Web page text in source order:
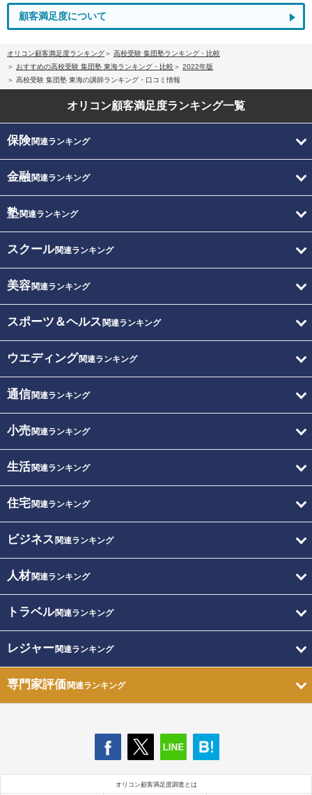
顧客満足度について
オリコン顧客満足度ランキング
高校受験 集団塾ランキング・比較
おすすめの高校受験 集団塾 東海ランキング・比較
2022年版
高校受験 集団塾 東海の講師ランキング・口コミ情報
オリコン顧客満足度ランキング一覧
保険関連ランキング
金融関連ランキング
塾関連ランキング
スクール関連ランキング
美容関連ランキング
スポーツ＆ヘルス 関連ランキング
ウエディング関連ランキング
通信関連ランキング
小売関連ランキング
生活関連ランキング
住宅関連ランキング
ビジネス 関連ランキング
人材関連ランキング
トラベル関連ランキング
レジャー関連ランキング
専門家評価関連ランキング
オリコン顧客満足度調査とは